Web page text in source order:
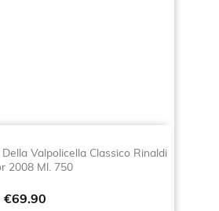
Valpolicella Classico Rinaldi
2008 Ml. 750
Price
€69.90